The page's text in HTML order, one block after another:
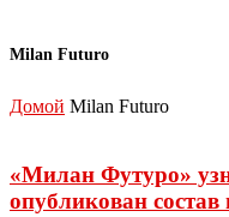
Milan Futuro
Домой Milan Futuro
«Милан Футуро»
опубликован